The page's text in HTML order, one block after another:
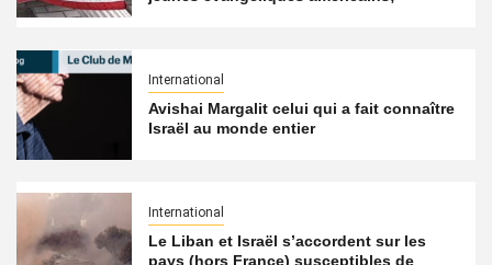
International
Avishai Margalit celui qui a fait connaître
Israël au monde entier
International
Le Liban et Israël s’accordent sur les
pays (hors France) susceptibles de